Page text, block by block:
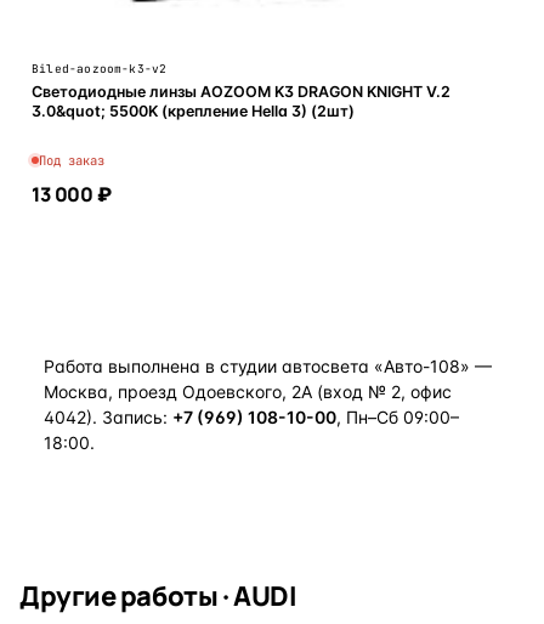
Biled-aozoom-k3-v2
Светодиодные линзы AOZOOM K3 DRAGON KNIGHT V.2
3.0&quot; 5500K (крепление Hella 3) (2шт)
Под заказ
13 000 ₽
Работа выполнена в студии автосвета «Авто-108» —
Москва, проезд Одоевского, 2А (вход № 2, офис
4042). Запись: +7 (969) 108-10-00, Пн–Сб 09:00–
18:00.
Другие работы · AUDI